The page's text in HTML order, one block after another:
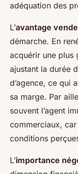
adéquation des
L’avantage
démarche. En
acquérir une plus
ajustant la durée
d’agence, ce qui
sa marge. Par
souvent l’agent
commerciaux,
conditions
L’importance